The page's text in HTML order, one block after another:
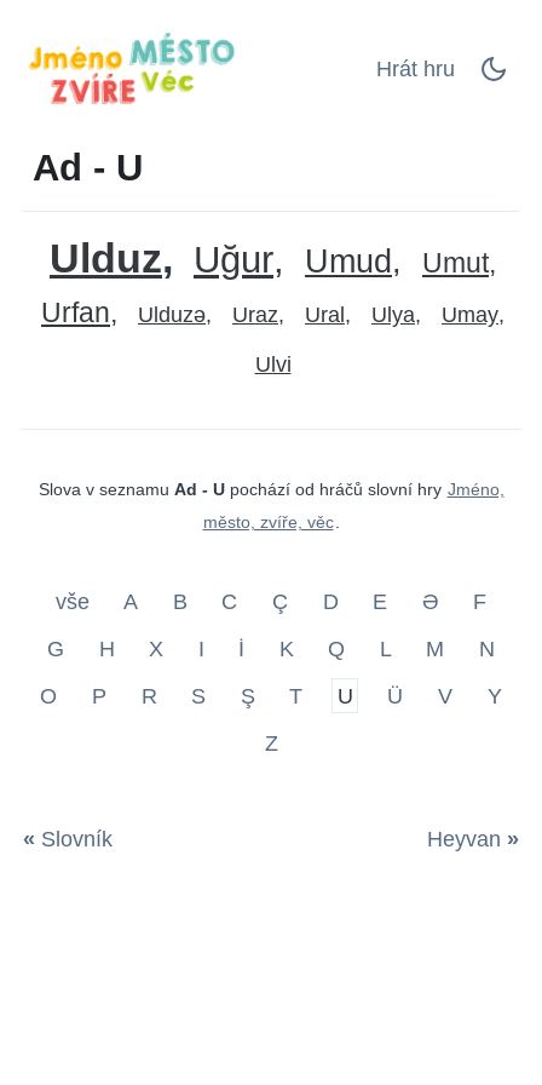
Hrát hru
Ad - U
Ulduz Uğur Umud
Umut
Urfan
Ulduzə Uraz Ural Ulya Umay
Ulvi
Slova v seznamu Ad - Upochází od hráčů slovní hry Jméno,
město, zvíře, věc
vše A B C Ç D E Ə
F
G
H X I İ K Q L M
N
O
P R S Ş T U Ü V
Y
Z
« Slovník Heyvan »